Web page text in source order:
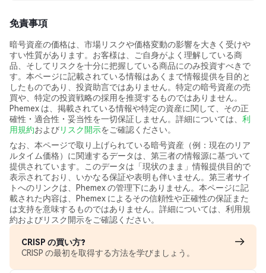
免責事項
暗号資産の価格は、市場リスクや価格変動の影響を大きく受けや
すい性質があります。お客様は、ご自身がよく理解している商
品、そしてリスクを十分に把握している商品にのみ投資すべきで
す。本ページに記載されている情報はあくまで情報提供を目的と
したものであり、投資助言ではありません。特定の暗号資産の売
買や、特定の投資戦略の採用を推奨するものではありません。
Phemex は、掲載されている情報や特定の資産に関して、その正
確性・適合性・妥当性を一切保証しません。詳細については、 利
用規約およびリスク開示をご確認ください。
なお、本ページで取り上げられている暗号資産（例：現在のリア
ルタイム価格）に関連するデータは、第三者の情報源に基づいて
提供されています。このデータは「現状のまま」情報提供目的で
表示されており、いかなる保証や表明も伴いません。第三者サイ
トへのリンクは、Phemex の管理下にありません。本ページに記
載された内容は、Phemex によるその信頼性や正確性の保証また
は支持を意味するものではありません。詳細については、利用規
約およびリスク開示をご確認ください。
CRISP の買い方?
CRISP の最初を取得する方法を学びましょう。